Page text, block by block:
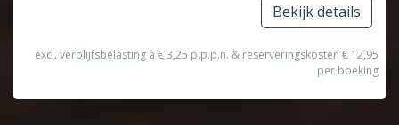
Bekijk details
excl. verblijfsbelasting à € 3,25 p.p.p.n. & reserveringskosten € 12,95
per boeking